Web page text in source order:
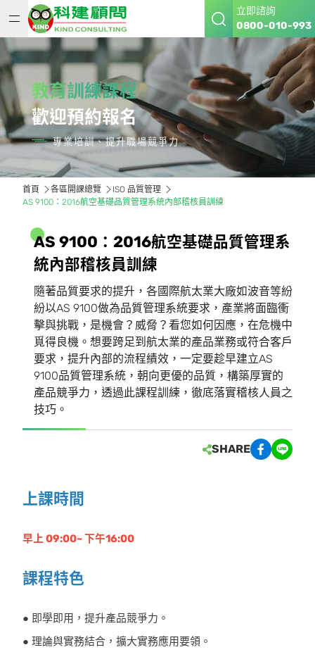
立即諮詢
0800-010-993
教育訓練課程
歡迎預約報名
專業培訓、提升職場競爭力
首頁 各區開課總覽
ISO 品質管理
AS 9100：2016航空基礎品質管理系統內部稽核員訓練
AS 9100 ： 2016航空基礎品質管理系
統內部稽核員訓 練
隨著品質要求的提升，各國際航太業大廠如波音等紛
紛以AS 9100做為品質管理系統要求，產業將面臨衝
擊與挑戰，是機會？威脅？看您如何因應，在危機中
覓得良機。想要跨足到航太業的產品業務或符合客戶
要求，提升內部的流程績效，一定要趁早建立AS
9100品質管理系統，朝向更優的品質，構築厚實的
產品競爭力，透過此課程訓練，徹底落實稽核人員之
技巧。
SHARE
上課時間
早上 09:00~ 下午16:00
課程特色
● 即學即用，提升產品競爭力。
● 理論與實務結合，擴大實務應用要領。